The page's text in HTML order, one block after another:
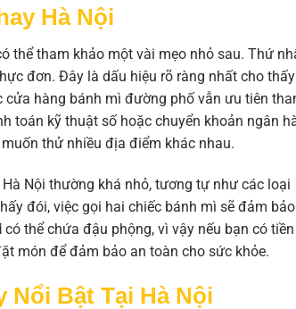
Hà Nội
thể tham khảo một vài mẹo nhỏ sau. Thứ
đơn. Đây là dấu hiệu rõ ràng nhất cho thấy
hàng bánh mì đường phố vẫn ưu tiên
toán kỹ thuật số hoặc chuyển khoản ngân
thử nhiều địa điểm khác nhau.
Nội thường khá nhỏ, tương tự như các loại
đói, việc gọi hai chiếc bánh mì sẽ đảm bảo
có thể chứa đậu phộng, vì vậy nếu bạn có
món để đảm bảo an toàn cho sức khỏe.
Nổi Bật Tại Hà Nội